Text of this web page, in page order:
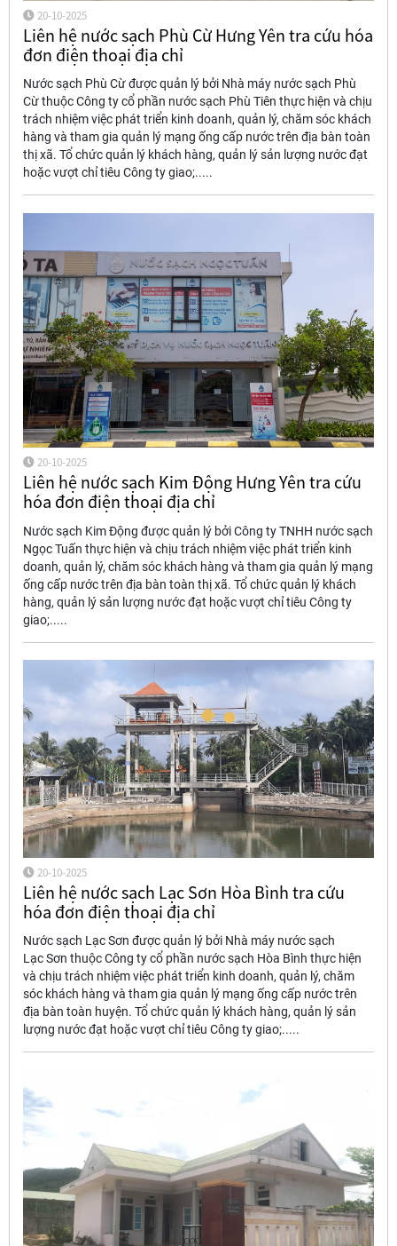
20-10-2025
Liên hệ nước sạch Phù Cừ Hưng Yên tra cứu hóa
đơn điện thoại địa chỉ
Nước sạch Phù Cừ được quản lý bởi Nhà máy nước sạch Phù
Cừ thuộc Công ty cổ phần nước sạch Phù Tiên thực hiện và chịu
trách nhiệm việc phát triển kinh doanh, quản lý, chăm sóc khách
hàng và tham gia quản lý mạng ống cấp nước trên địa bàn toàn
thị xã. Tổ chức quản lý khách hàng, quản lý sản lượng nước đạt
hoặc vượt chỉ tiêu Công ty giao;.....
20-10-2025
Liên hệ nước sạch Kim Động Hưng Yên tra cứu
hóa đơn điện thoại địa chỉ
Nước sạch Kim Động được quản lý bởi Công ty TNHH nước sạch
Ngọc Tuấn thực hiện và chịu trách nhiệm việc phát triển kinh
doanh, quản lý, chăm sóc khách hàng và tham gia quản lý mạng
ống cấp nước trên địa bàn toàn thị xã. Tổ chức quản lý khách
hàng, quản lý sản lượng nước đạt hoặc vượt chỉ tiêu Công ty
giao;.....
20-10-2025
Liên hệ nước sạch Lạc Sơn Hòa Bình tra cứu
hóa đơn điện thoại địa chỉ
Nước sạch Lạc Sơn được quản lý bởi Nhà máy nước sạch
Lạc Sơn thuộc Công ty cổ phần nước sạch Hòa Bình thực hiện
và chịu trách nhiệm việc phát triển kinh doanh, quản lý, chăm
sóc khách hàng và tham gia quản lý mạng ống cấp nước trên
địa bàn toàn huyện. Tổ chức quản lý khách hàng, quản lý sản
lượng nước đạt hoặc vượt chỉ tiêu Công ty giao;.....